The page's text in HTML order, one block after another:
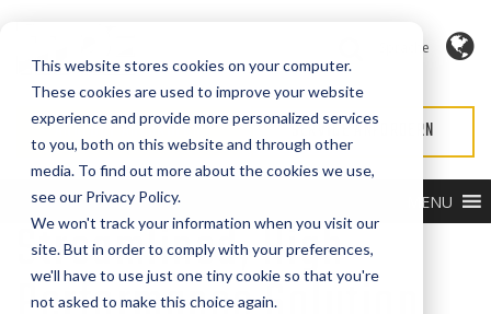
This website stores cookies on your computer.
These cookies are used to improve your website
experience and provide more personalized services
to you, both on this website and through other
media. To find out more about the cookies we use,
see our Privacy Policy.
We won't track your information when you visit our
site. But in order to comply with your preferences,
we'll have to use just one tiny cookie so that you're
not asked to make this choice again.
Sprache
ANGEBOT ANFORDERN SERVICE ANFORDERN
MENU
Streamlined, High-